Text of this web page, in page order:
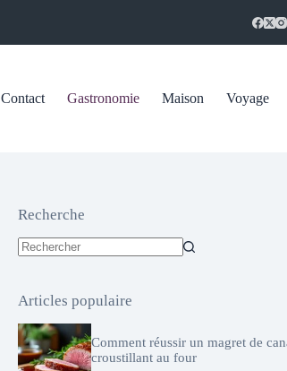
Contact Gastronomie Maison Voyage
Recherche
Articles populaire
Comment réussir un magret de
croustillant au four